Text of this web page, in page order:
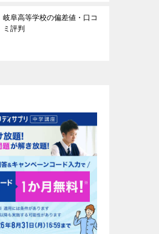
岐阜高等学校の偏差値・口コ
ミ評判